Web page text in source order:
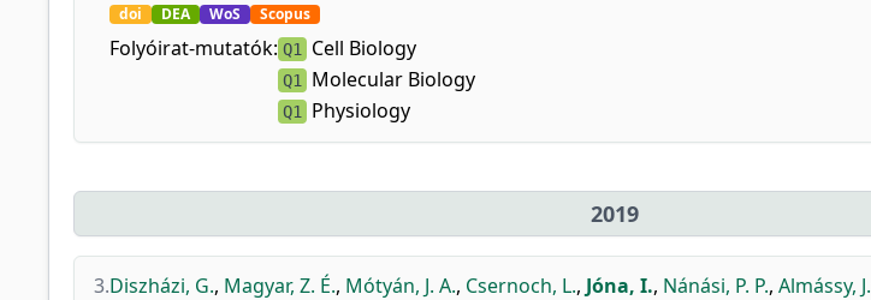
doi DEA WoS Scopus
Folyóirat-mutatók: Q1 Cell Biology
Q1 Molecular Biology
Q1 Physiology
2019
3.Diszházi, G., Magyar, Z. É., Mótyán, J. A., Csernoch, L., Jóna, I., Nánási, P. P., Almássy, J.